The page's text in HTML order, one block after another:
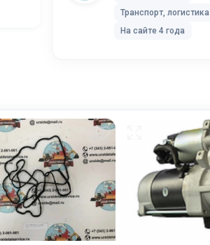
Транспорт, логистика
На сайте 4 года
UPS Extra
обработку,
Мы